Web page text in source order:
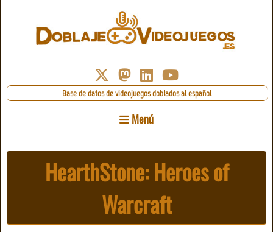
Base de datos de videojuegos doblados al español
Menú
HearthStone: Heroes of
Warcraft